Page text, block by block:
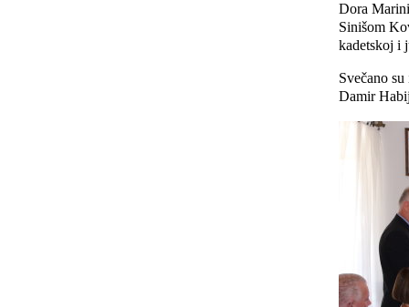
Dora
Sinišom
kadetskoj i
Svečano
Damir